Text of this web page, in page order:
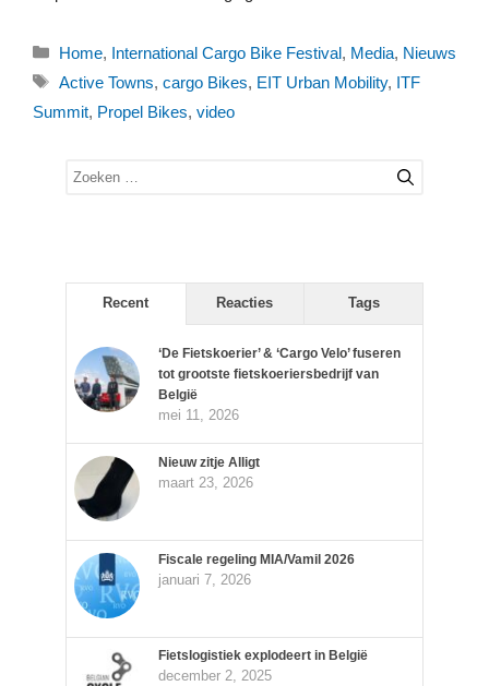
Categorieën
Home, International Cargo Bike Festival, Media, Nieuws
Tags
Active Towns, cargo Bikes, EIT Urban Mobility, ITF
Summit, Propel Bikes, video
Zoek
Recent Reacties Tags
‘De Fietskoerier’ & ‘Cargo Velo’ fuseren
tot grootste fietskoeriersbedrijf van
België
mei 11, 2026
Nieuw zitje Alligt
maart 23, 2026
Fiscale regeling MIA/Vamil 2026
januari 7, 2026
Fietslogistiek explodeert in België
december 2, 2025